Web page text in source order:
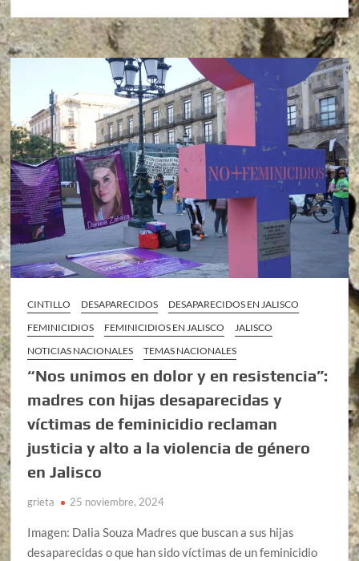
CINTILLO DESAPARECIDOS
DESAPARECIDOS EN JALISCO
FEMINICIDIOS
FEMINICIDIOS EN JALISCO
JALISCO
NOTICIAS NACIONALES
TEMAS NACIONALES
“Nos unimos en dolor y en resistencia”:
madres con hijas desaparecidas y
víctimas de feminicidio reclaman
justicia y alto a la violencia de género
en Jalisco
grieta 25 noviembre, 2024
Imagen: Dalia Souza Madres que buscan a sus hijas
desaparecidas o que han sido víctimas de un feminicidio